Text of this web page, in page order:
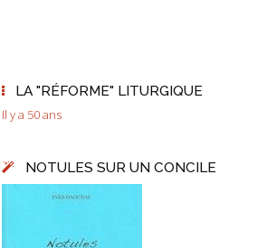
LA "RÉFORME" LITURGIQUE
Il y a 50 ans
NOTULES SUR UN CONCILE